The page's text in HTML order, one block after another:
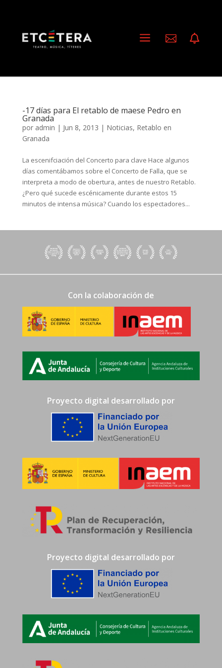
a  
-17 días para El retablo de maese Pedro en
Granada
por admin | Jun 8, 2013 | Noticias, Retablo en
Granada
La escenifciación del Concerto para clave Hace algunos
días comentábamos sobre el Concerto de Falla, que se
interpreta a modo de obertura, antes de nuestro Retablo.
¿Pero qué sucede escénicamente durante estos 15
minutos de intensa música? Cuando los espectadores...
Con la colaboración de
Proyecto digital desarrollado por
Proyecto digital desarrollado por